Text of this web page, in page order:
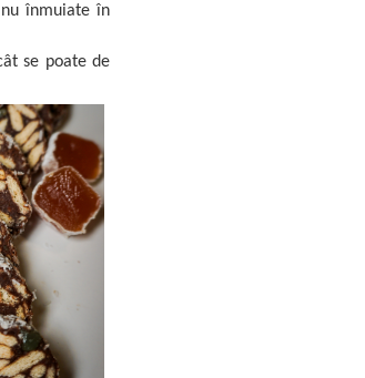
înmuiate în
se poate de